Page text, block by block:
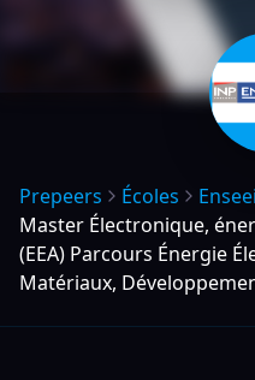
Prepeers Écoles
Master Électronique,
(EEA) Parcours Énergie
Matériaux,